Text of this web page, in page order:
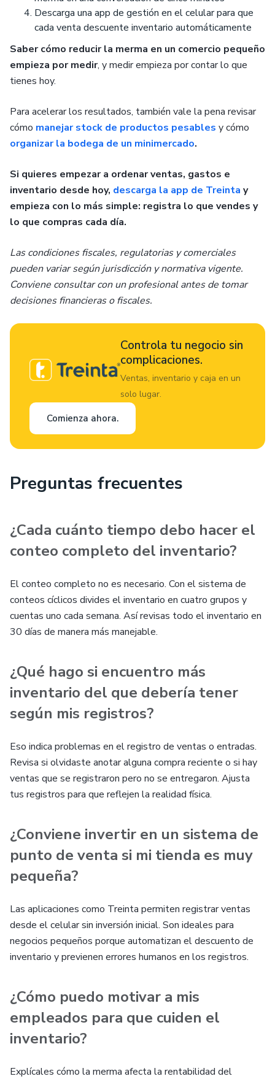
Descarga una app de gestión en el celular para que
cada venta descuente inventario automáticamente
Saber cómo reducir la merma en un comercio pequeño
empieza por medir, y medir empieza por contar lo que
tienes hoy.
Para acelerar los resultados, también vale la pena revisar
cómo manejar stock de productos pesables y cómo
organizar la bodega de un minimercado.
Si quieres empezar a ordenar ventas, gastos e
inventario desde hoy, descarga la app de Treinta y
empieza con lo más simple: registra lo que vendes y
lo que compras cada día.
Las condiciones fiscales, regulatorias y comerciales
pueden variar según jurisdicción y normativa vigente.
Conviene consultar con un profesional antes de tomar
decisiones financieras o fiscales.
Controla tu negocio sin
complicaciones.
Ventas, inventario y caja en un
solo lugar.
Comienza ahora.
Preguntas frecuentes
¿Cada cuánto tiempo debo hacer el
conteo completo del inventario?
El conteo completo no es necesario. Con el sistema de
conteos cíclicos divides el inventario en cuatro grupos y
cuentas uno cada semana. Así revisas todo el inventario en
30 días de manera más manejable.
¿Qué hago si encuentro más
inventario del que debería tener
según mis registros?
Eso indica problemas en el registro de ventas o entradas.
Revisa si olvidaste anotar alguna compra reciente o si hay
ventas que se registraron pero no se entregaron. Ajusta
tus registros para que reflejen la realidad física.
¿Conviene invertir en un sistema de
punto de venta si mi tienda es muy
pequeña?
Las aplicaciones como Treinta permiten registrar ventas
desde el celular sin inversión inicial. Son ideales para
negocios pequeños porque automatizan el descuento de
inventario y previenen errores humanos en los registros.
¿Cómo puedo motivar a mis
empleados para que cuiden el
inventario?
Explícales cómo la merma afecta la rentabilidad del